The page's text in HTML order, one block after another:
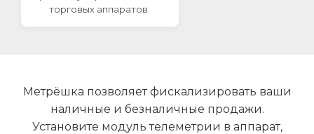
торговых аппаратов.
Метрёшка позволяет фискализировать ваши
наличные и безналичные продажи.
Установите модуль телеметрии в аппарат,